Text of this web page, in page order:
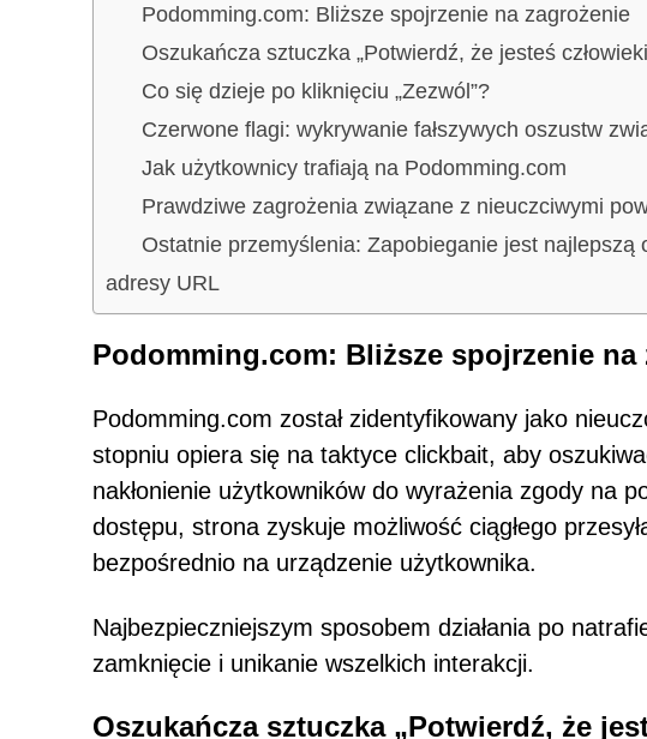
Podomming.com: Bliższe spojrzenie na zagrożenie
Oszukańcza sztuczka „Potwierdź, że jesteś
Co się dzieje po kliknięciu „Zezwól”?
Czerwone flagi: wykrywanie fałszywych oszustw
Jak użytkownicy trafiają na Podomming.com
Prawdziwe zagrożenia związane z nieuczciwymi
Ostatnie przemyślenia: Zapobieganie jest najlepszą
adresy URL
Podomming.com: Bliższe spojrzenie na
Podomming.com został zidentyfikowany jako
stopniu opiera się na taktyce clickbait, aby
nakłonienie użytkowników do wyrażenia zgody na
dostępu, strona zyskuje możliwość ciągłego
bezpośrednio na urządzenie użytkownika.
Najbezpieczniejszym sposobem działania po
zamknięcie i unikanie wszelkich interakcji.
Oszukańcza sztuczka „Potwierdź, że